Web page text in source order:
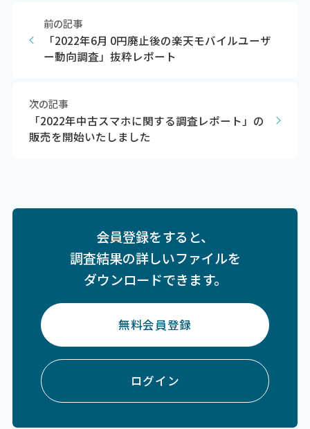
前の記事
「2022年6月 0円廃止後の楽天モバイルユーザ
ー動向調査」抜粋レポート
次の記事
「2022年中古スマホに関する調査レポート」の
販売を開始いたしました
会員登録をすると、
調査結果の詳しいファイルを
ダウンロードできます。
無料会員登録
ログイン